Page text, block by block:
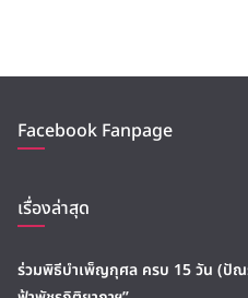
Facebook Fanpage
เรื่องล่าสุด
ร่วมพิธีบำเพ็ญกุศล ครบ 15 วัน (ปัณ